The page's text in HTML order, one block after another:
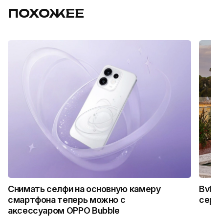
ПОХОЖЕЕ
Снимать селфи на основную камеру
смартфона теперь можно с
аксессуаром OPPO Bubble